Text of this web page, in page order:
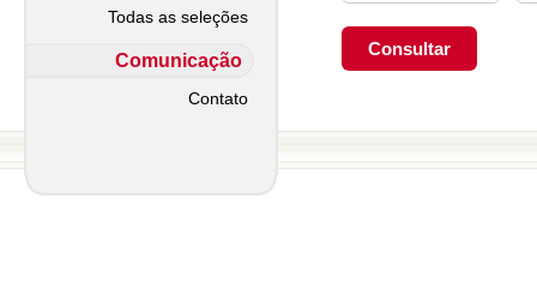
Todas as seleções
Comunicação
Contato